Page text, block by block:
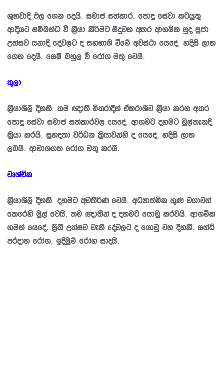
ශුභවාදී ඵල ගෙන දෙයි. සමාජ සත්කාර, පොදු සේවා කටයුතු
ආදියට සම්බන්ධ වී කි‍්‍රයා කිරීමට සිදුවන අතර ආගමික පුද පූජා
උත්සව යනාදී දේවලට ද සහභාගි වීමේ අවස්ථා යෙදේ. හදිසි ලාභ
ගෙන දෙයි. සෙම් බහුල වී රෝග මතු වෙයි.
තුලා
කි‍්‍රයාශීලී දිනකි. තම ඥාති මිත‍්‍රාදීන් ඒකරාශීව කි‍්‍රයා කරන අතර
පොදු සේවා සමාජ සත්කාරවල යෙදේ. ආගමට දහමට මුල්තැනදී
කි‍්‍රයා කරයි. සුහදතා වර්ධන කි‍්‍රයාවන්හි ද යෙදේ. හදිසි ලාභ
ලබයි. ආමාශගත රෝග මතු කරයි.
වෘශ්චික
කි‍්‍රයාශීලී දිනකි. දහමට අවතීර්ණ වෙයි. අධ්‍යාත්මික ගුණ වගාවන්
කෙරෙහි මුල් වෙයි. තම ඥාතීන් ද දහමට යොමු කරවයි. ආගමික
ගමන් යෙදේ. පී‍්‍රති උත්සව වැනි දේවලට ද යොමු වන දිනකි. සන්ධි
ප‍්‍රදාහ රෝග, ඉදිමුම් රෝග සාදයි.